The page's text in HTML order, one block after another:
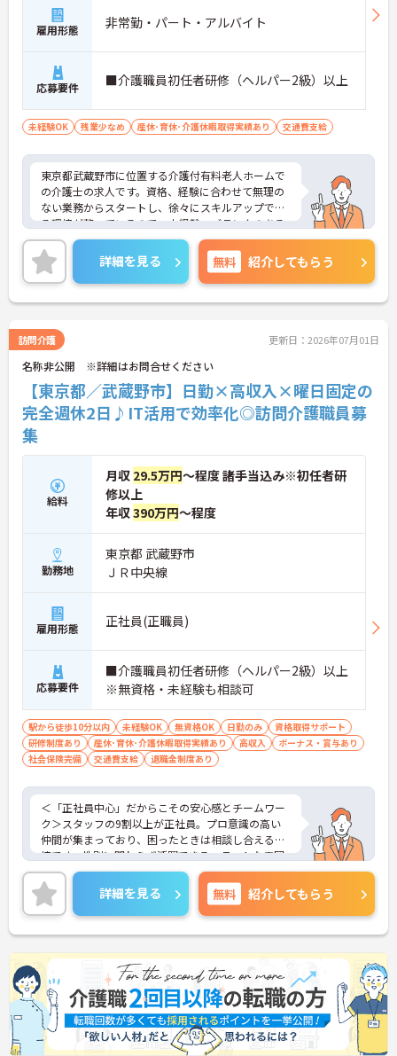
雇用形態 非常勤・パート・アルバイト
応募要件 ■介護職員初任者研修（ヘルパー2級）以上
未経験OK 残業少なめ 産休･育休･介護休暇取得実績あり 交通費支給
東京都武蔵野市に位置する介護付有料老人ホームで
の介護士の求人です。資格、経験に合わせて無理の
ない業務からスタートし、徐々にスキルアップでき
る環境が整っているので、未経験、ブランクのある
方、これから介護の資格を取得しようと考えている
方も安心です。
ご興味のある方には、面接対策ポイントなど、さら
に詳細をお話しいたしますので、お気軽にご相談く
ださい。
詳細を見る 無料 紹介してもらう
訪問介護 更新日：2026年07月01日
名称非公開 ※詳細はお問合せください
【東京都／武蔵野市】日勤×高収入×曜日固定の
完全週休2日♪IT活用で効率化◎訪問介護職員募
集
給料
月収 29.5万円～程度 諸手当込み※初任者研
修以上
年収390万円～程度
勤務地
東京都 武蔵野市
ＪＲ中央線
雇用形態 正社員(正職員)
応募要件
■介護職員初任者研修（ヘルパー2級）以上
※無資格・未経験も相談可
駅から徒歩10分以内 未経験OK 無資格OK 日勤のみ
資格取得サポート
研修制度あり
産休･育休･介護休暇取得実績あり 高収入
ボーナス・賞与あり
社会保険完備
交通費支給 退職金制度あり
＜「正社員中心」だからこその安心感とチームワー
ク＞スタッフの9割以上が正社員。プロ意識の高い
仲間が集まっており、困ったときは相談し合える環
境です。性別に関わらず活躍できるフラットな雰囲
気があります。
＜電動自転車でラクラク移動！身体への負担を軽減
＞会社から1人1台、専用の電動自転車が支給されま
す（一部例外あり）。お客様のご自宅への移動が快
適になるだけでなく、貸与された自転車での通勤も
可能です。移動の負担を減らして元気にケアに向き
合えます。
＜頑張りがしっかり給与に反映される仕組み＞「社
員を大事にする」をモットーに、業界トップクラス
の給与水準を目指しています。賞与は年2回あり、資
格手当や土日出勤手当も充実。キャリアパスも明確
で、管理者へのステップアップなど、頑張りに応じ
詳細を見る 無料 紹介してもらう